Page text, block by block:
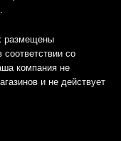
размещены
со
компания не
и не действует